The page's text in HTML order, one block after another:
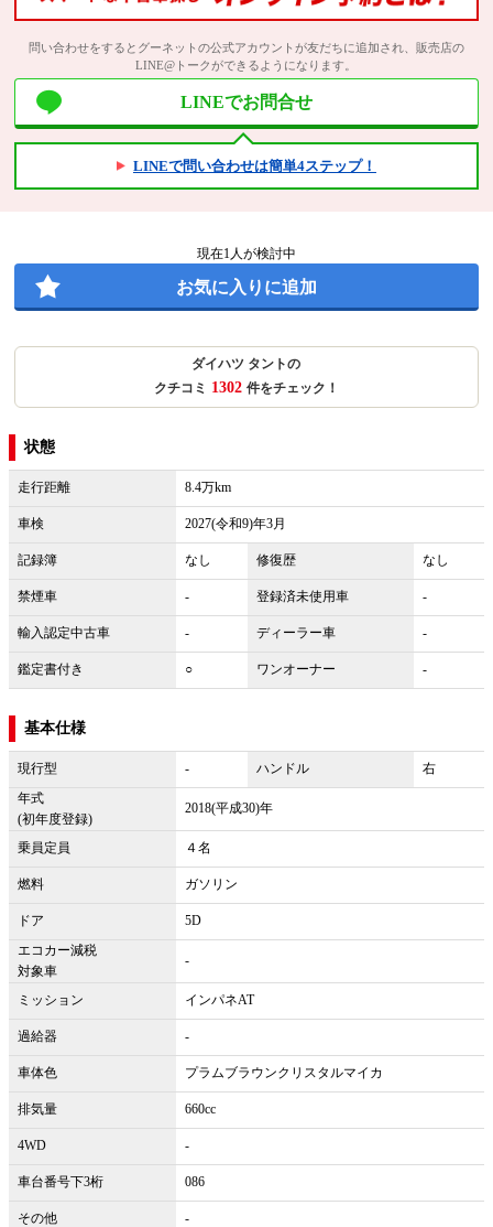
問い合わせをするとグーネットの公式アカウントが友だちに追加され、販売店の
LINE@トークができるようになります。
LINEでお問合せ
LINEで問い合わせは簡単4ステップ！
現在1 人が検討中
お気に入りに追加
ダイハツ タントの
クチコミ 1302 件をチェック！
状態
走行距離 8.4万km
車検 2027(令和9)年3月
記録簿 なし 修復歴 なし
禁煙車 - 登録済未使用車 -
輸入認定中古車 - ディーラー車 -
鑑定書付き ○ ワンオーナー -
基本仕様
現行型 - ハンドル
右
年式
(初年度登録)
2018(平成30)年
乗員定員 ４名
燃料 ガソリン
ドア
5D
エコカー減税
対象車
-
ミッション インパネAT
過給器 -
車体色 プラムブラウンクリスタルマイカ
排気量 660cc
4WD -
車台番号下3桁 086
その他 -